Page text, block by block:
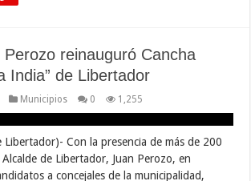
Perozo reinauguró Cancha
India” de Libertador
Municipios 0 1,255
Libertador)- Con la presencia de más de 200
de Libertador, Juan Perozo, en
a concejales de la municipalidad,